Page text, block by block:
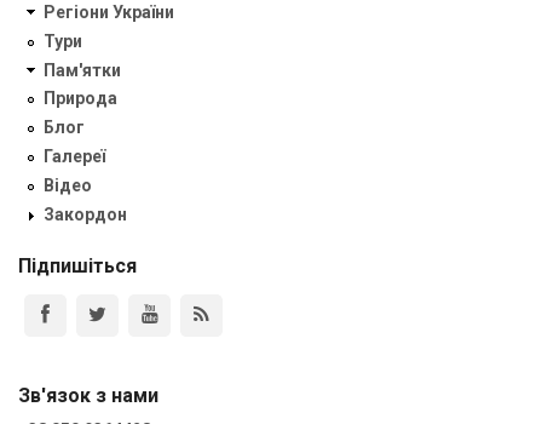
Регіони України
Тури
Пам'ятки
Природа
Блог
Галереї
Відео
Закордон
Підпишіться
Зв'язок з нами